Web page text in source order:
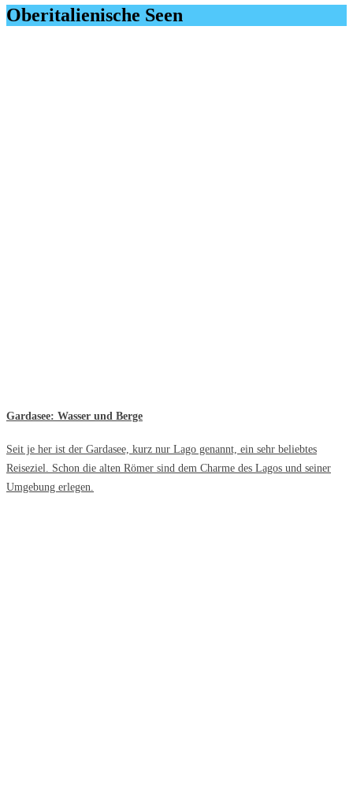
Oberitalienische Seen
Gardasee: Wasser und Berge
Seit je her ist der Gardasee, kurz nur Lago genannt, ein sehr beliebtes
Reiseziel. Schon die alten Römer sind dem Charme des Lagos und seiner
Umgebung erlegen.